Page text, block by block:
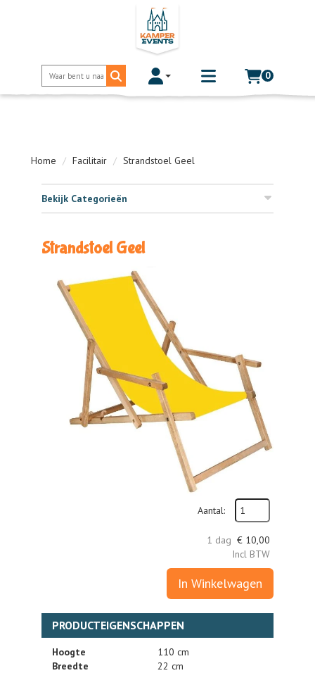
Toggle account dropdown
Toggle
mobile
0
Home Facilitair Strandstoel Geel
Bekijk Categorieën
Strandstoel Geel
Aantal:
1 dag € 10,00
Incl BTW
In Winkelwagen
PRODUCTEIGENSCHAPPEN
Hoogte
110 cm
Breedte
22 cm